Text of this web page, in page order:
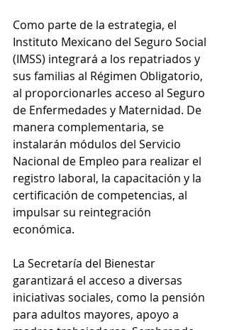
Como parte de la estrategia, el
Instituto Mexicano del Seguro Social
(IMSS) integrará a los repatriados y
sus familias al Régimen Obligatorio,
al proporcionarles acceso al Seguro
de Enfermedades y Maternidad. De
manera complementaria, se
instalarán módulos del Servicio
Nacional de Empleo para realizar el
registro laboral, la capacitación y la
certificación de competencias, al
impulsar su reintegración
económica.
La Secretaría del Bienestar
garantizará el acceso a diversas
iniciativas sociales, como la pensión
para adultos mayores, apoyo a